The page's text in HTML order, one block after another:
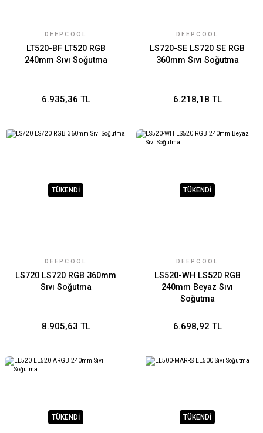
DEEPCOOL
LT520-BF LT520 RGB
240mm Sıvı Soğutma
6.935,36 TL
DEEPCOOL
LS720-SE LS720 SE RGB
360mm Sıvı Soğutma
6.218,18 TL
TÜKENDİ
DEEPCOOL
LS720 LS720 RGB 360mm
Sıvı Soğutma
8.905,63 TL
TÜKENDİ
DEEPCOOL
LS520-WH LS520 RGB
240mm Beyaz Sıvı
Soğutma
6.698,92 TL
TÜKENDİ TÜKENDİ